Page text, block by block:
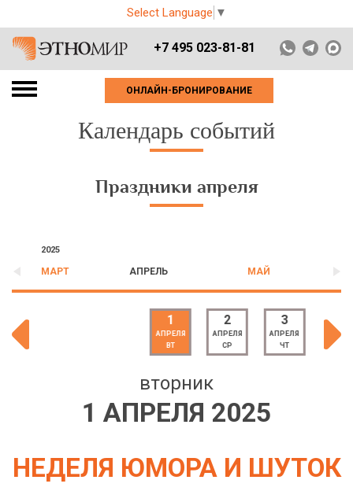
Select Language ▼
+7 495 023-81-81
ОНЛАЙН-БРОНИРОВАНИЕ
Календарь событий
Праздники апреля
2025
МАРТ АПРЕЛЬ МАЙ
1
АПРЕЛЯ
ВТ
2
АПРЕЛЯ
СР
3
АПРЕЛЯ
ЧТ
вторник
1 АПРЕЛЯ 2025
НЕДЕЛЯ ЮМОРА И ШУТОК